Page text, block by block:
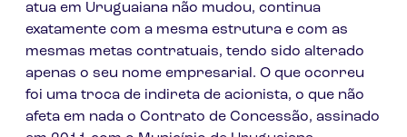
atua em Uruguaiana não mudou, continua
exatamente com a mesma estrutura e com as
mesmas metas contratuais, tendo sido alterado
apenas o seu nome empresarial. O que ocorreu
foi uma troca de indireta de acionista, o que não
afeta em nada o Contrato de Concessão, assinado